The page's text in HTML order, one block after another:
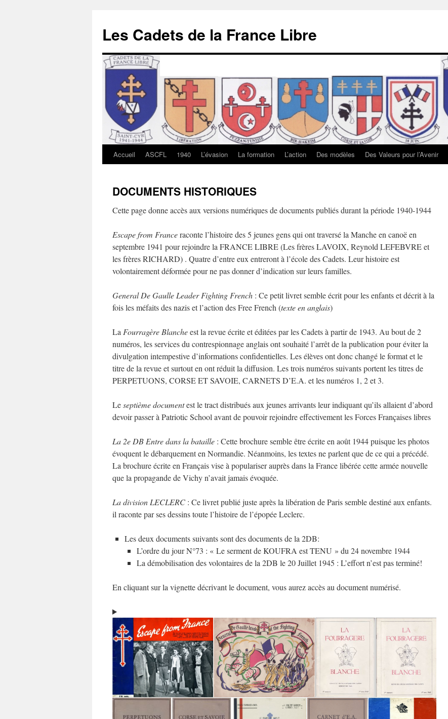
Les Cadets de la France Libre
Aller
contenu
Accueil ASCFL 1940 L’évasion La formation L’action Des modèles Des Valeurs pour l’Avenir
DOCUMENTS HISTORIQUES
Cette page donne accès aux versions numériques de documents publiés durant la période 1940-1944
Escape from Franceraconte l’histoire des 5 jeunes gens qui ont traversé la Manche en canoë en
septembre 1941 pour rejoindre la FRANCE LIBRE (Les frères LAVOIX, Reynold LEFEBVRE et
les frères RICHARD) . Quatre d’entre eux entreront à l’école des Cadets. Leur histoire est
volontairement déformée pour ne pas donner d’indication sur leurs familles.
General De Gaulle Leader Fighting French : Ce petit livret semble écrit pour les enfants et décrit à la
fois les méfaits des nazis et l’action des Free French (texte en anglais)
La Fourragère Blancheest la revue écrite et éditées par les Cadets à partir de 1943. Au bout de 2
numéros, les services du contrespionnage anglais ont souhaité l’arrêt de la publication pour éviter la
divulgation intempestive d’informations confidentielles. Les élèves ont donc changé le format et le
titre de la revue et surtout en ont réduit la diffusion. Les trois numéros suivants portent les titres de
PERPETUONS, CORSE ET SAVOIE, CARNETS D’E.A. et les numéros 1, 2 et 3.
Leseptième documentest le tract distribués aux jeunes arrivants leur indiquant qu’ils allaient d’abord
devoir passer à Patriotic School avant de pouvoir rejoindre effectivement les Forces Françaises libres
La 2e DB Entre dans la bataille : Cette brochure semble être écrite en août 1944 puisque les photos
évoquent le débarquement en Normandie. Néanmoins, les textes ne parlent que de ce qui a précédé.
La brochure écrite en Français vise à populariser auprès dans la France libérée cette armée nouvelle
que la propagande de Vichy n’avait jamais évoquée.
La division LECLERC : Ce livret publié juste après la libération de Paris semble destiné aux enfants.
il raconte par ses dessins toute l’histoire de l’épopée Leclerc.
Les deux documents suivants sont des documents de la 2DB:
L’ordre du jour N°73 : « Le serment de KOUFRA est TENU » du 24 novembre 1944
La démobilisation des volontaires de la 2DB le 20 Juillet 1945 : L’effort n’est pas terminé!
En cliquant sur la vignette décrivant le document, vous aurez accès au document numérisé.